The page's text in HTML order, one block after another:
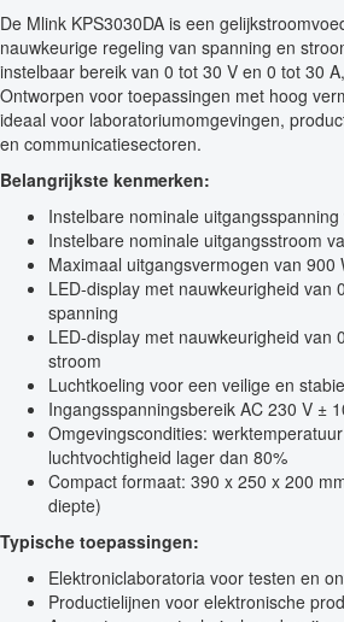
De Mlink KPS3030DA is een
nauwkeurige regeling van spanning en
instelbaar bereik van 0 tot 30 V en 0 tot 30
Ontworpen voor toepassingen met hoog
ideaal voor laboratoriumomgevingen,
en communicatiesectoren.
Belangrijkste kenmerken:
Instelbare nominale
Instelbare nominale uitgangsstroom
Maximaal uitgangsvermogen van 900
LED-display met nauwkeurigheid van
spanning
LED-display met nauwkeurigheid van
stroom
Luchtkoeling voor een veilige en
Ingangsspanningsbereik AC 230 V ±
Omgevingscondities:
luchtvochtigheid lager dan 80%
Compact formaat: 390 x 250 x 200
diepte)
Typische toepassingen:
Elektroniclaboratoria voor testen en
Productielijnen voor elektronische